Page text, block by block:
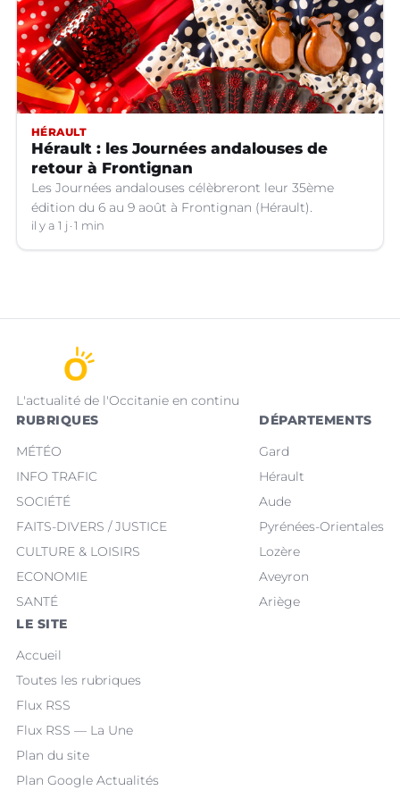
HÉRAULT
Hérault : les Journées andalouses de
retour à Frontignan
Les Journées andalouses célèbreront leur 35ème
édition du 6 au 9 août à Frontignan (Hérault).
il y a 1 j 1 min
L'actualité de l'Occitanie en continu
RUBRIQUES
MÉTÉO
INFO TRAFIC
SOCIÉTÉ
FAITS-DIVERS / JUSTICE
CULTURE & LOISIRS
ECONOMIE
SANTÉ
DÉPARTEMENTS
Gard
Hérault
Aude
Pyrénées-Orientales
Lozère
Aveyron
Ariège
LE SITE
Accueil
Toutes les rubriques
Flux RSS
Flux RSS — La Une
Plan du site
Plan Google Actualités